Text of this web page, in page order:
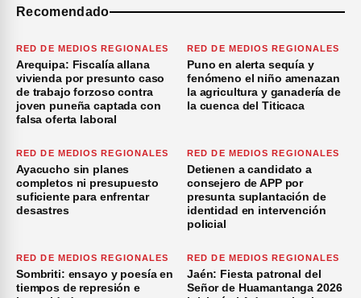
Recomendado
RED DE MEDIOS REGIONALES
Arequipa: Fiscalía allana
vivienda por presunto caso
de trabajo forzoso contra
joven puneña captada con
falsa oferta laboral
RED DE MEDIOS REGIONALES
Puno en alerta sequía y
fenómeno el niño amenazan
la agricultura y ganadería de
la cuenca del Titicaca
RED DE MEDIOS REGIONALES
Ayacucho sin planes
completos ni presupuesto
suficiente para enfrentar
desastres
RED DE MEDIOS REGIONALES
Detienen a candidato a
consejero de APP por
presunta suplantación de
identidad en intervención
policial
RED DE MEDIOS REGIONALES
Sombriti: ensayo y poesía en
tiempos de represión e
RED DE MEDIOS REGIONALES
Jaén: Fiesta patronal del
Señor de Huamantanga 2026